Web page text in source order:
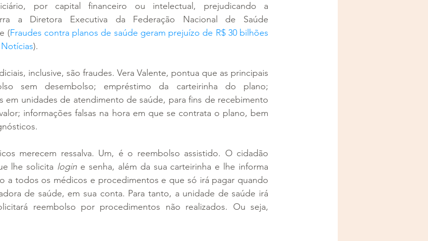
por capital financeiro ou intelectual, prejudicando a
a Diretora Executiva da Federação Nacional de Saúde
(Fraudes contra planos de saúde geram prejuízo de R$ 30 bilhões
).
inclusive, são fraudes. Vera Valente, pontua que as principais
sem desembolso; empréstimo da carteirinha do plano;
em unidades de atendimento de saúde, para fins de recebimento
informações falsas na hora em que se contrata o plano, bem
merecem ressalva. Um, é o reembolso assistido. O cidadão
lhe solicita login e senha, além da sua carteirinha e lhe informa
a todos os médicos e procedimentos e que só irá pagar quando
de saúde, em sua conta. Para tanto, a unidade de saúde irá
reembolso por procedimentos não realizados. Ou seja,